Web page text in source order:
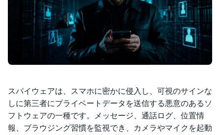
スパイウェアは、スマホに密かに侵入し、可視のサインな
しに第三者にプライベートデータを送信する悪意のあるソ
フトウェアの一種です。メッセージ、通話ログ、位置情
報、ブラウジング習慣を監視でき、カメラやマイクを起動